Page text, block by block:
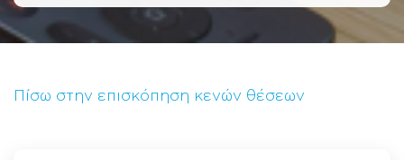
Πίσω στην επισκόπηση κενών θέσεων